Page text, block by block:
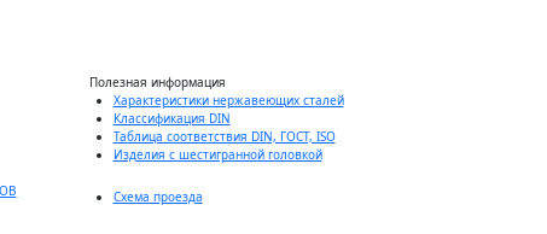
Полезная информация
Характеристики нержавеющих сталей
Классификация DIN
Таблица соответствия DIN, ГОСТ, ISO
Изделия с шестигранной головкой
Схема проезда